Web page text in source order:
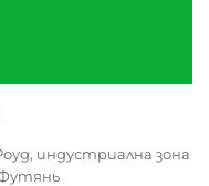
индустриална зона